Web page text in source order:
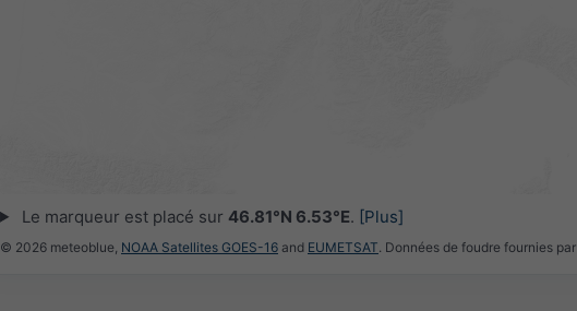
Le marqueur est placé sur 46.81°N 6.53°E. [Plus]
© 2026 meteoblue, NOAA Satellites GOES-16 and EUMETSAT. Données de foudre fournies par